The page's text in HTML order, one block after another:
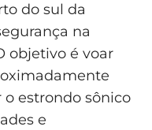
do sul da
na
objetivo é voar
o estrondo sônico
e